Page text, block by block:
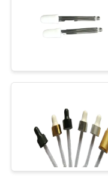
CHÚNG
TIN
TỨC
CÁC